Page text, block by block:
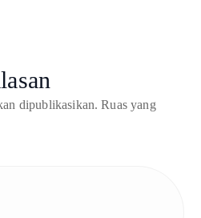
dipublikasikan. Ruas yang